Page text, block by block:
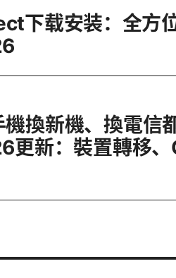
下载安装：全方
換新機、換電信
更新：裝置轉移